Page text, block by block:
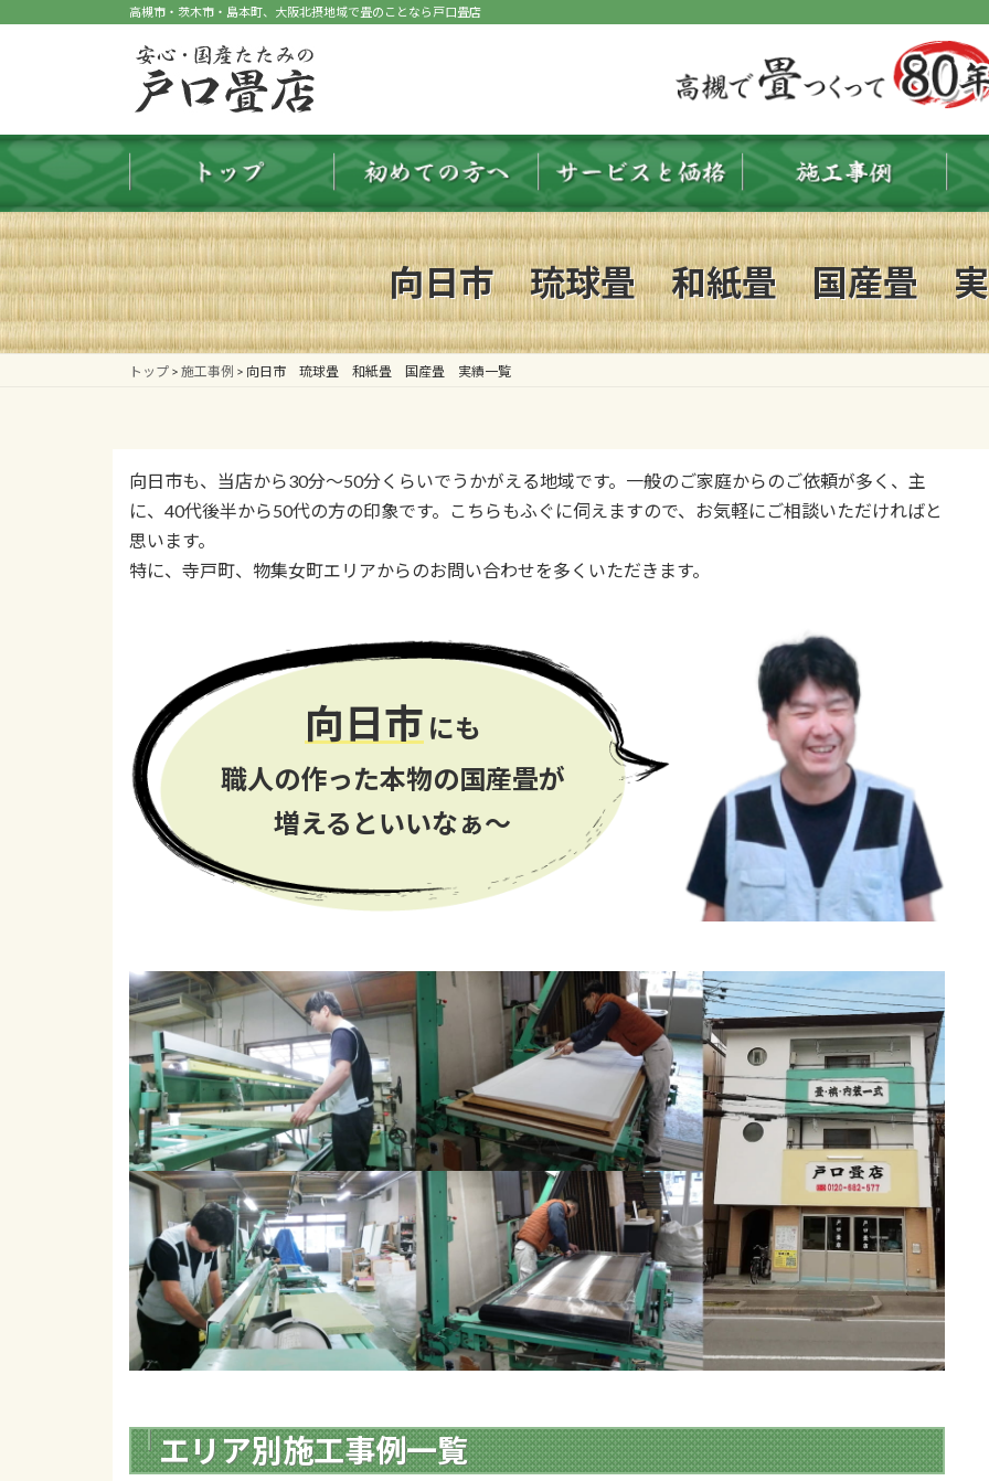
へ
ス
ッ
プ
ョ
ン
移
動
高槻市・茨木市・島本町、大阪北摂地域で畳のことなら戸口畳店
向日市 琉球畳 和紙畳 国産畳 実
トップ > 施工事例 > 向日市 琉球畳 和紙畳 国産畳 実績一覧
向日市も、当店から30分～50分くらいでうかがえる地域です。一般のご家庭からのご依頼が多く、主
に、40代後半から50代の方の印象です。こちらもふぐに伺えますので、お気軽にご相談いただければと
思います。
特に、寺戸町、物集女町エリアからのお問い合わせを多くいただきます。
向日市 にも
職人の作った本物の国産畳が
増えるといいなぁ〜
エリア別施工事例一覧